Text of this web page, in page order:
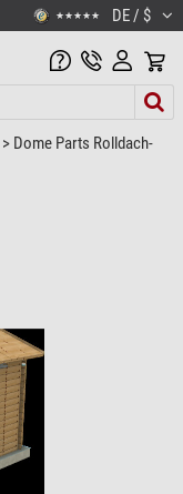
★★★★★ DE / $
> Dome Parts Rolldach-